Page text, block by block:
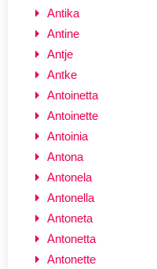
Antika
Antine
Antje
Antke
Antoinetta
Antoinette
Antoinia
Antona
Antonela
Antonella
Antoneta
Antonetta
Antonette